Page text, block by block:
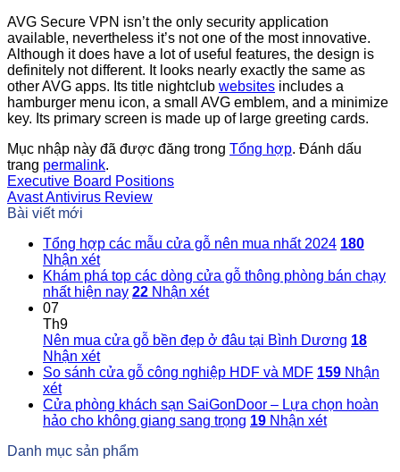
AVG Secure VPN isn’t the only security application
available, nevertheless it’s not one of the most innovative.
Although it does have a lot of useful features, the design is
definitely not different. It looks nearly exactly the same as
other AVG apps. Its title nightclub websites includes a
hamburger menu icon, a small AVG emblem, and a minimize
key. Its primary screen is made up of large greeting cards.
Mục nhập này đã được đăng trong Tổng hợp. Đánh dấu
trang permalink.
Executive Board Positions
Avast Antivirus Review
Bài viết mới
Tổng hợp các mẫu cửa gỗ nên mua nhất 2024 180
Nhận xét
Khám phá top các dòng cửa gỗ thông phòng bán chạy
nhất hiện nay 22 Nhận xét
07
Th9
Nên mua cửa gỗ bền đẹp ở đâu tại Bình Dương 18
Nhận xét
So sánh cửa gỗ công nghiệp HDF và MDF 159 Nhận
xét
Cửa phòng khách sạn SaiGonDoor – Lựa chọn hoàn
hảo cho không giang sang trọng 19 Nhận xét
Danh mục sản phẩm